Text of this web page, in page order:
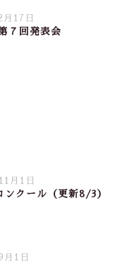
17日
７回発表会
月1日
ンクール（更新8/3）
1日